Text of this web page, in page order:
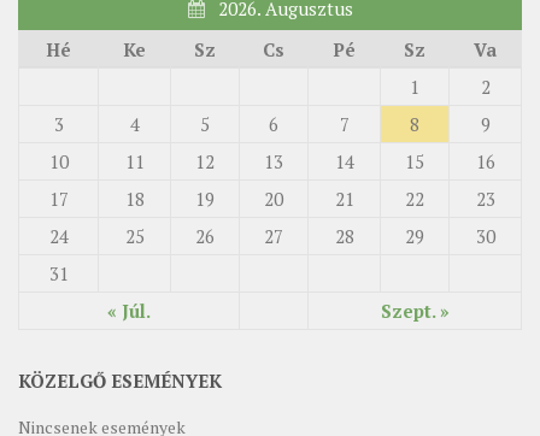
2026. Augusztus
Hé
Ke Sz Cs Pé Sz Va
« Júl. Szept. »
1
2
3
4 5 6 7 8
9
10
11 12 13 14 15
16
17
18 19 20 21 22
23
24
25 26 27 28 29
30
31
KÖZELGŐ ESEMÉNYEK
Nincsenek események